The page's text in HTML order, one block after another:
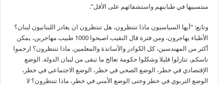
منتسبيها في طبابتهم واستشفائهم على الأقل”.
وتابع: “أيها السياسيون ماذا تنتظرون، هل تنتظرون ان يغادر اللبنانيون لبنان؟
الأطباء يهاجرون، ومن فترة قال النقيب اصبحوا 1000 طبيب مهاجرين، يمكن
أكثر من المهندسين، كل الكوادر والأساتذة والمعلمين. ماذا تنتظرون؟ ارحموا
ناسكم، تنازلوا قليلا وشكلوا حكومة تعالج ما تبقى من لبنان الدولة. الوضع
الإقتصادي في خطر، الوضع الصحي في خطر، الوضع الاجتماعي في خطر،
الوضع التربوي في خطر وحتى الوضع الأمني في خطر، ماذا تنتظرون؟ لا